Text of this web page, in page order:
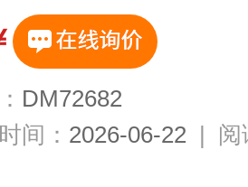
DM72682
间： 2026-06-22 | 阅